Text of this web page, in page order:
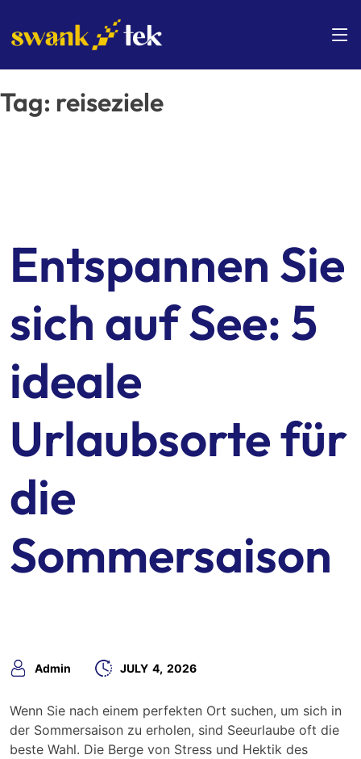
content
Tag: reiseziele
Entspannen Sie
sich auf See: 5
ideale
Urlaubsorte für
die
Sommersaison
Admin JULY 4, 2026
Wenn Sie nach einem perfekten Ort suchen, um sich in
der Sommersaison zu erholen, sind Seeurlaube oft die
beste Wahl. Die Berge von Stress und Hektik des